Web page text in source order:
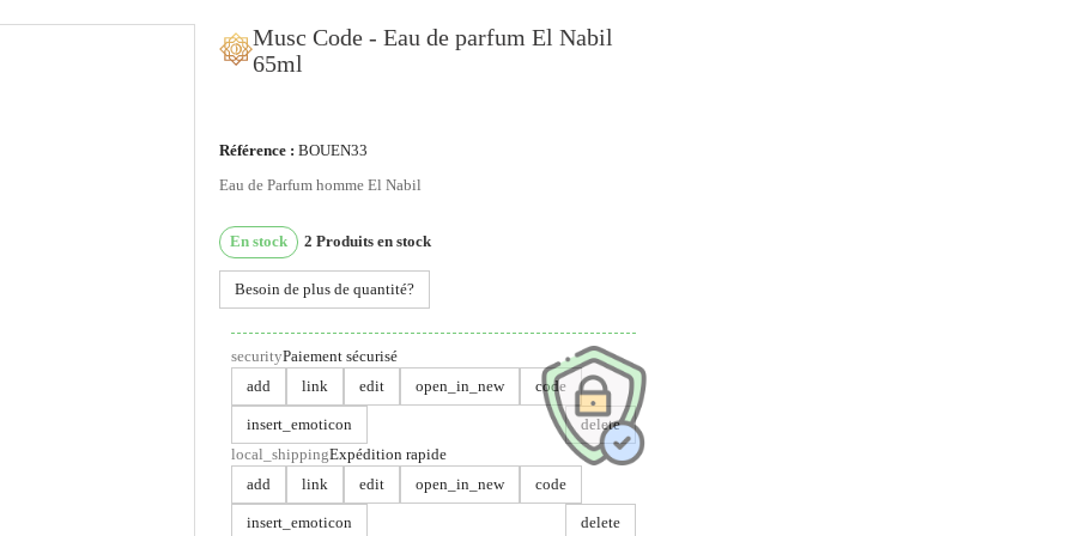
utilisons des cookies
améliorer votre expérience de navigation sur notre site,
vous montrer un contenu personnalisé et des publicités
pour analyser le trafic de notre site et pour comprendre
de nos visiteurs.
Changer mes préférences
Musc Code - Eau de parfum El Nabil
65ml
Référence : BOUEN33
Eau de Parfum homme El Nabil
En stock 2 Produits en stock
Besoin de plus de quantité?
securityPaiement sécurisé
add
link edit open_in_new code
insert_emoticon
delete
local_shippingExpédition rapide
add
link edit open_in_new code
insert_emoticon
delete